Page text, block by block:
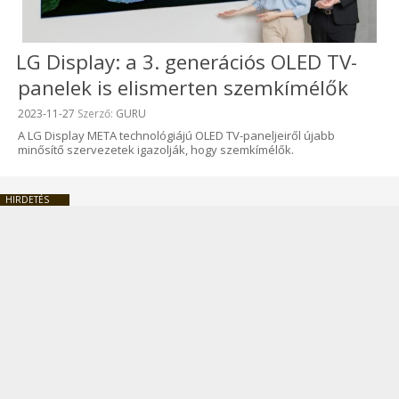
LG Display: a 3. generációs OLED TV-
panelek is elismerten szemkímélők
Beküldve:
2023-11-27 Szerző: GURU
A LG Display META technológiájú OLED TV-paneljeiről újabb
minősítő szervezetek igazolják, hogy szemkímélők.
HIRDETÉS